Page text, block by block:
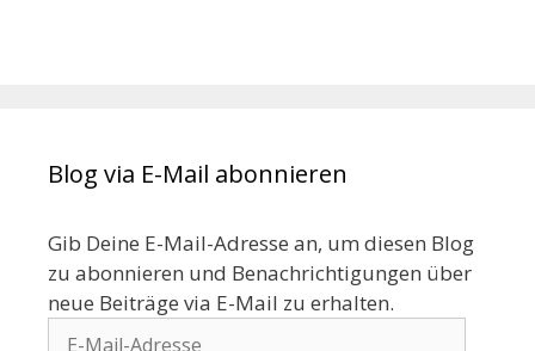
Blog via E-Mail abonnieren
Gib Deine E-Mail-Adresse an, um diesen Blog
zu abonnieren und Benachrichtigungen über
neue Beiträge via E-Mail zu erhalten.